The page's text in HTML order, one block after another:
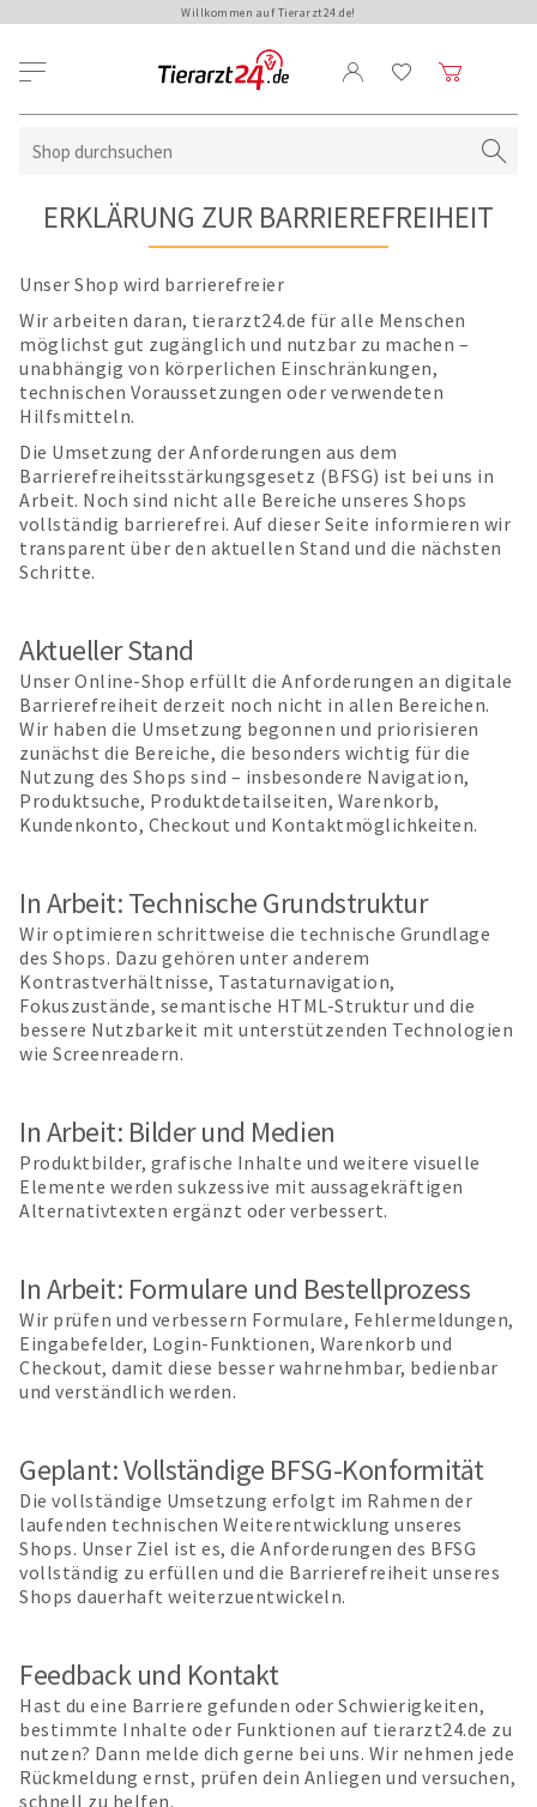
Willkommen auf Tierarzt24.de!
ERKLÄRUNG ZUR BARRIEREFREIHEIT
Unser Shop wird barrierefreier
Wir arbeiten daran, tierarzt24.de für alle Menschen
möglichst gut zugänglich und nutzbar zu machen –
unabhängig von körperlichen Einschränkungen,
technischen Voraussetzungen oder verwendeten
Hilfsmitteln.
Die Umsetzung der Anforderungen aus dem
Barrierefreiheitsstärkungsgesetz (BFSG) ist bei uns in
Arbeit. Noch sind nicht alle Bereiche unseres Shops
vollständig barrierefrei. Auf dieser Seite informieren wir
transparent über den aktuellen Stand und die nächsten
Schritte.
Aktueller Stand
Unser Online-Shop erfüllt die Anforderungen an digitale
Barrierefreiheit derzeit noch nicht in allen Bereichen.
Wir haben die Umsetzung begonnen und priorisieren
zunächst die Bereiche, die besonders wichtig für die
Nutzung des Shops sind – insbesondere Navigation,
Produktsuche, Produktdetailseiten, Warenkorb,
Kundenkonto, Checkout und Kontaktmöglichkeiten.
In Arbeit: Technische Grundstruktur
Wir optimieren schrittweise die technische Grundlage
des Shops. Dazu gehören unter anderem
Kontrastverhältnisse, Tastaturnavigation,
Fokuszustände, semantische HTML-Struktur und die
bessere Nutzbarkeit mit unterstützenden Technologien
wie Screenreadern.
In Arbeit: Bilder und Medien
Produktbilder, grafische Inhalte und weitere visuelle
Elemente werden sukzessive mit aussagekräftigen
Alternativtexten ergänzt oder verbessert.
In Arbeit: Formulare und Bestellprozess
Wir prüfen und verbessern Formulare, Fehlermeldungen,
Eingabefelder, Login-Funktionen, Warenkorb und
Checkout, damit diese besser wahrnehmbar, bedienbar
und verständlich werden.
Geplant: Vollständige BFSG-Konformität
Die vollständige Umsetzung erfolgt im Rahmen der
laufenden technischen Weiterentwicklung unseres
Shops. Unser Ziel ist es, die Anforderungen des BFSG
vollständig zu erfüllen und die Barrierefreiheit unseres
Shops dauerhaft weiterzuentwickeln.
Feedback und Kontakt
Hast du eine Barriere gefunden oder Schwierigkeiten,
bestimmte Inhalte oder Funktionen auf tierarzt24.de zu
nutzen? Dann melde dich gerne bei uns. Wir nehmen jede
Rückmeldung ernst, prüfen dein Anliegen und versuchen,
schnell zu helfen.